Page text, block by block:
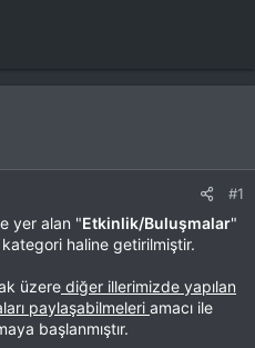
#1
yer alan "Etkinlik/Buluşmalar"
haline getirilmiştir.
üzere diğer illerimizde yapılan
paylaşabilmeleri amacı ile
başlanmıştır.